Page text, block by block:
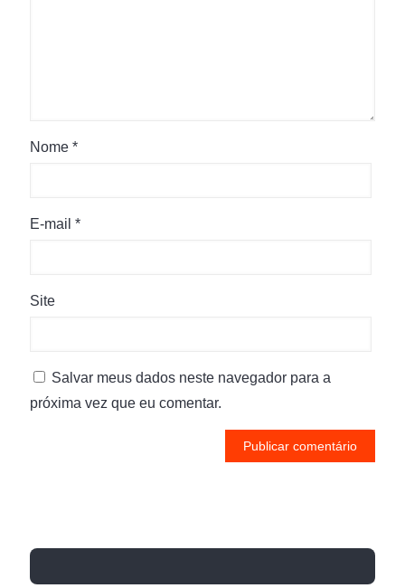
Nome *
E-mail *
Site
Salvar meus dados neste navegador para a
próxima vez que eu comentar.